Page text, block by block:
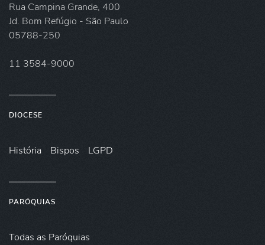
Rua Campina Grande, 400
Jd. Bom Refúgio - São Paulo
05788-250
11 3584-9000
DIOCESE
História Bispos LGPD
PARÓQUIAS
Todas as Paróquias